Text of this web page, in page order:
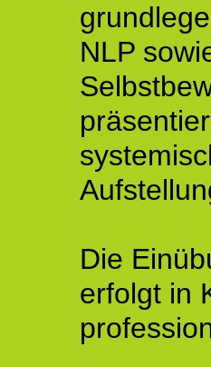
NLP
Die
erfolgt in